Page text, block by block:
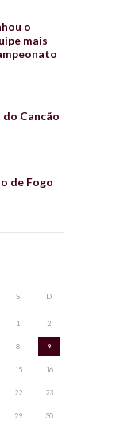
o
mais
Cancão
de Fogo
S D
1 2
8 9
15 16
22 23
29 30